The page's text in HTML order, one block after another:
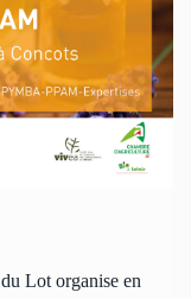
Lot organise en